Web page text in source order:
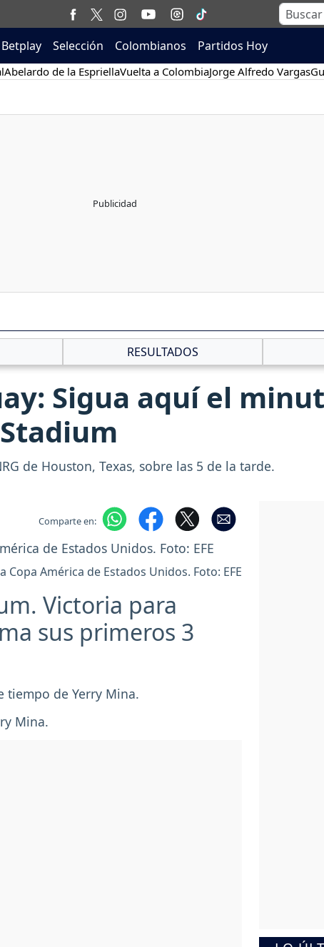
Selección Colombianos Partidos Hoy
Abelardo de la EspriellaVuelta a ColombiaJorge Alfredo Vargas
RESULTADOS
Sigua aquí el
de Houston, Texas, sobre las 5 de la tarde.
Comparte en:
América de Estados Unidos. Foto: EFE
Victoria para
sus primeros 3
tiempo de Yerry Mina.
Mina.